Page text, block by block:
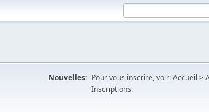
Nouvelles: Pour vous inscrire, voir: Accueil
Inscriptions.